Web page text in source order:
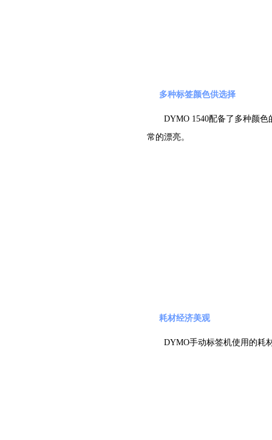
多种标签颜色供选择
DYMO 1540配备了多种颜
常的漂亮。
耗材经济美观
DYMO手动标签机使用的耗